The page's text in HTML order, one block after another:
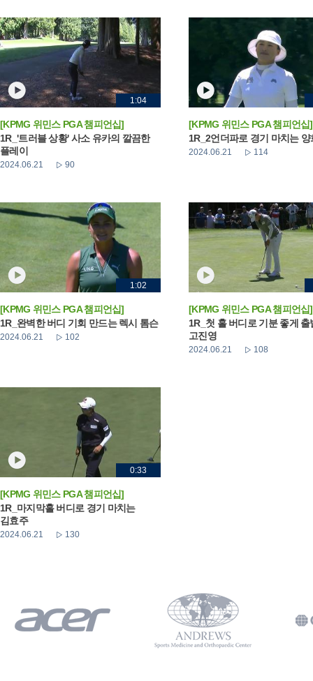
1:04
[KPMG 위민스 PGA 챔피언십]
1R_'트러블 상황' 사소 유카의 깔끔한
플레이
2024.06.21 90
[KPMG 위민스 PGA 챔피언십]
1R_2언더파로 경기 마치는 양
2024.06.21 114
1:02
[KPMG 위민스 PGA 챔피언십]
1R_완벽한 버디 기회 만드는 렉시 톰슨
2024.06.21 102
[KPMG 위민스 PGA 챔피언십]
1R_첫 홀 버디로 기분 좋게 출
고진영
2024.06.21 108
0:33
[KPMG 위민스 PGA 챔피언십]
1R_마지막홀 버디로 경기 마치는
김효주
2024.06.21 130